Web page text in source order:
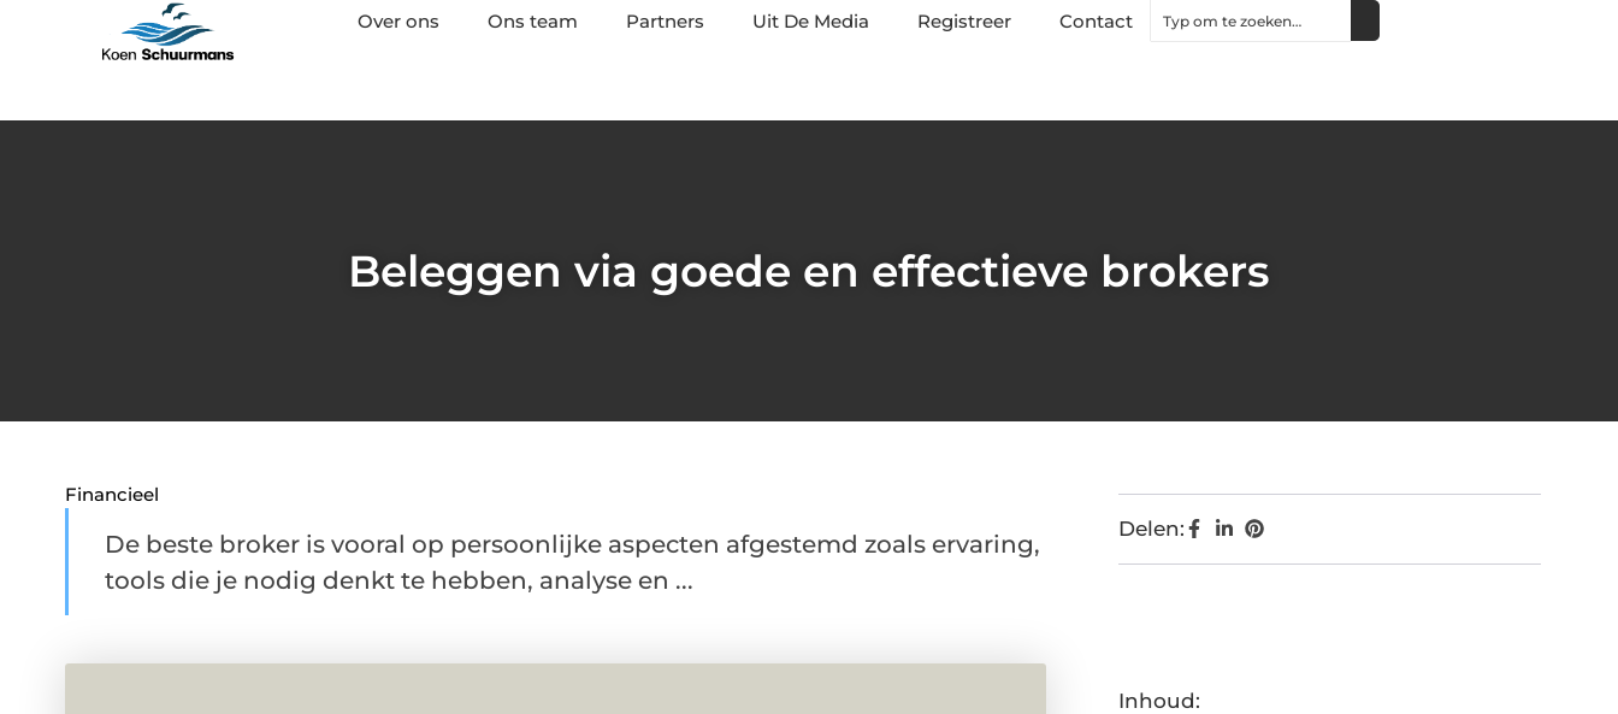
Over ons Ons team Partners Uit De Media Registreer Contact
Beleggen via goede en effectieve brokers
Financieel
De beste broker is vooral op persoonlijke aspecten afgestemd zoals ervaring,
tools die je nodig denkt te hebben, analyse en ...
Delen:
Inhoud: